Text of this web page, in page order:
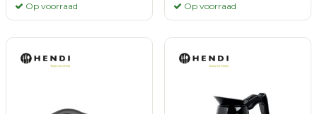
Op voorraad Op voorraad